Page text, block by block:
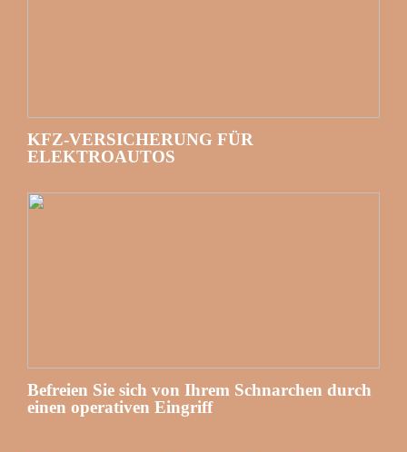
KFZ-VERSICHERUNG FÜR
ELEKTROAUTOS
Befreien Sie sich von Ihrem Schnarchen durch
einen operativen Eingriff